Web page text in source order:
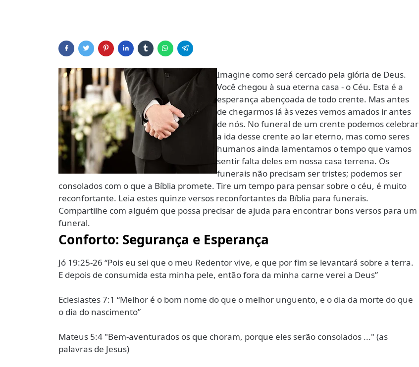
Imagine como será cercado pela glória de Deus.
Você chegou à sua eterna casa - o Céu. Esta é a
esperança abençoada de todo crente. Mas antes
de chegarmos lá às vezes vemos amados ir antes
de nós. No funeral de um crente podemos celebrar
a ida desse crente ao lar eterno, mas como seres
humanos ainda lamentamos o tempo que vamos
sentir falta deles em nossa casa terrena. Os
funerais não precisam ser tristes; podemos ser
consolados com o que a Bíblia promete. Tire um tempo para pensar sobre o céu, é muito
reconfortante. Leia estes quinze versos reconfortantes da Bíblia para funerais.
Compartilhe com alguém que possa precisar de ajuda para encontrar bons versos para um
funeral.
Conforto: Segurança e Esperança
Jó 19:25-26 “Pois eu sei que o meu Redentor vive, e que por fim se levantará sobre a terra.
E depois de consumida esta minha pele, então fora da minha carne verei a Deus”
Eclesiastes 7:1 “Melhor é o bom nome do que o melhor unguento, e o dia da morte do que
o dia do nascimento”
Mateus 5:4 "Bem-aventurados os que choram, porque eles serão consolados ..." (as
palavras de Jesus)